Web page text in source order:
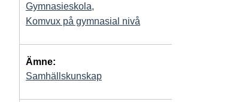
Gymnasieskola,
Komvux på gymnasial nivå
Ämne:
Samhällskunskap